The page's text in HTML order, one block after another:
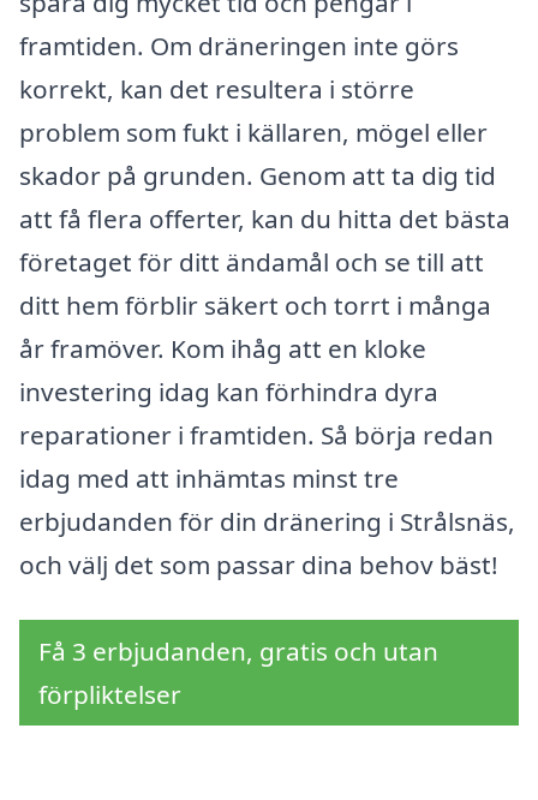
framtiden. Om dräneringen inte görs
korrekt, kan det resultera i större
problem som fukt i källaren, mögel eller
skador på grunden. Genom att ta dig tid
att få flera offerter, kan du hitta det bästa
företaget för ditt ändamål och se till att
ditt hem förblir säkert och torrt i många
år framöver. Kom ihåg att en kloke
investering idag kan förhindra dyra
reparationer i framtiden. Så börja redan
idag med att inhämtas minst tre
erbjudanden för din dränering i Strålsnäs,
och välj det som passar dina behov bäst!
Få 3 erbjudanden, gratis och utan
förpliktelser